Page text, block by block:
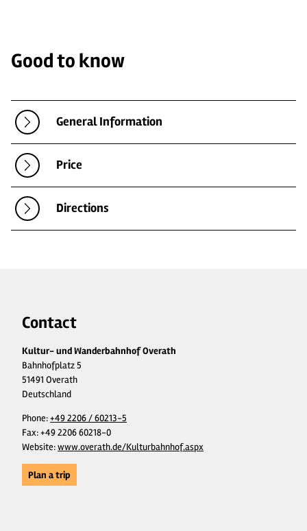
Good to know
General Information
Price
Directions
Contact
Kultur- und Wanderbahnhof Overath
Bahnhofplatz 5
51491 Overath
Deutschland
Phone:+49 2206 / 60213-5
Fax:+49 2206 60218-0
Website:www.overath.de/Kulturbahnhof.aspx
Plan a trip